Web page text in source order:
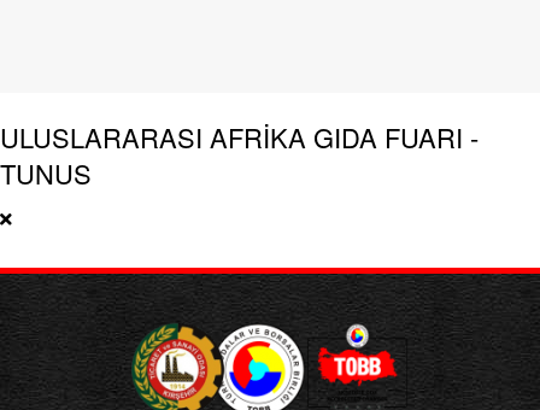
ULUSLARARASI AFRİKA GIDA FUARI -
TUNUS